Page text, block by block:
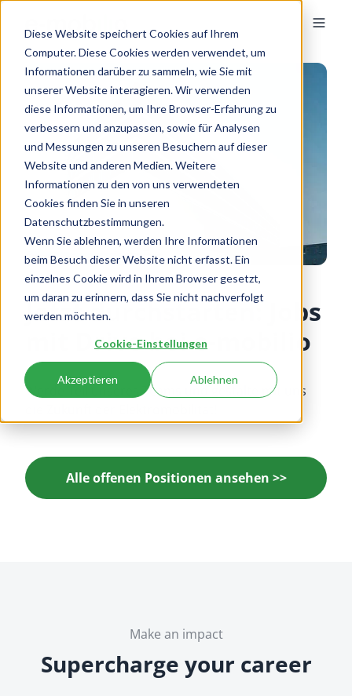
Diese Website speichert Cookies auf Ihrem
Computer. Diese Cookies werden verwendet, um
Informationen darüber zu sammeln, wie Sie mit
unserer Website interagieren. Wir verwenden
diese Informationen, um Ihre Browser-Erfahrung zu
verbessern und anzupassen, sowie für Analysen
und Messungen zu unseren Besuchern auf dieser
Website und anderen Medien. Weitere
Informationen zu den von uns verwendeten
Cookies finden Sie in unseren
Datenschutzbestimmungen.
Wenn Sie ablehnen, werden Ihre Informationen
beim Besuch dieser Website nicht erfasst. Ein
einzelnes Cookie wird in Ihrem Browser gesetzt,
um daran zu erinnern, dass Sie nicht nachverfolgt
werden möchten.
Cookie-Einstellungen
Akzeptieren Ablehnen
Jetzt durchstarten: Jobs
mit Drive bei e-mobilio
Werde Teil unseres Teams und gestalte mit uns
Alle offenen Positionen ansehen >>
Make an impact
Supercharge your career